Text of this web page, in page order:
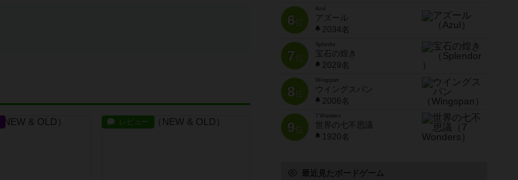
レビュー
6位
Azul
アズール
2034名
7位
宝石の煌き
2029名
8位
Wingspan
ウイングスパン
2006名
9位
7 Wonders
世界の七不思議
1920名
最近見たボードゲーム